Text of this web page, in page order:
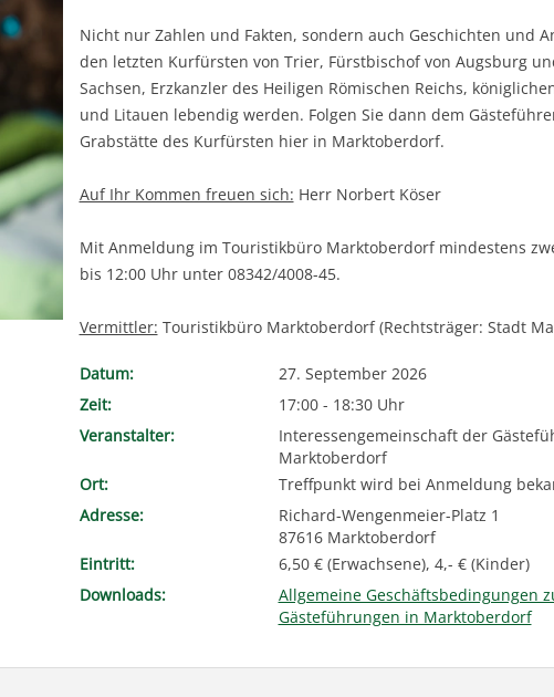
Nicht nur Zahlen und Fakten, sondern auch Geschichten und
den letzten Kurfürsten von Trier, Fürstbischof von Augsburg
Sachsen, Erzkanzler des Heiligen Römischen Reichs,
und Litauen lebendig werden. Folgen Sie dann dem
Grabstätte des Kurfürsten hier in Marktoberdorf.
Auf Ihr Kommen freuen sich: Herr Norbert Köser
Mit Anmeldung im Touristikbüro Marktoberdorf mindestens
bis 12:00 Uhr unter 08342/4008-45.
Vermittler: Touristikbüro Marktoberdorf (Rechtsträger: Stadt
Datum:
27. September 2026
Zeit:
17:00 - 18:30 Uhr
Veranstalter:
Interessengemeinschaft der
Marktoberdorf
Ort:
Treffpunkt wird bei Anmeldung
Adresse:
Richard-Wengenmeier-Platz 1
87616 Marktoberdorf
Eintritt:
6,50 € (Erwachsene), 4,- € (Kinder)
Downloads:
Allgemeine Geschäftsbedingungen
Gästeführungen in Marktoberdorf